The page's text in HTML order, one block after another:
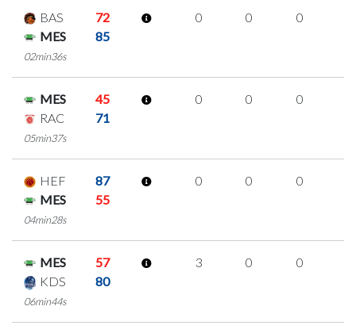
BAS
72
MES
85
02min36s
0 0 0
MES
45
RAC
71
05min37s
0 0 0
HEF
87
MES
55
04min28s
0 0 0
MES
57
KDS
80
06min44s
3 0 0